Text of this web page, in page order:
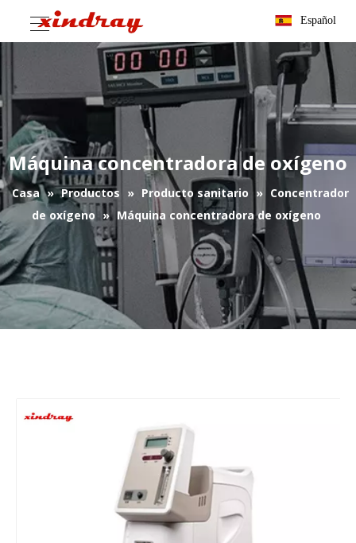
Español
Máquina concentradora de oxígeno
Casa » Productos » Producto sanitario » Concentrador
de oxígeno » Máquina concentradora de oxígeno